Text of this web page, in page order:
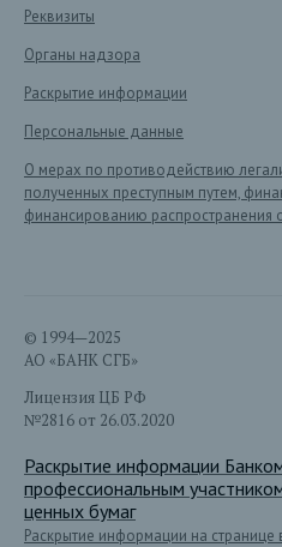
Реквизиты
Органы надзора
Раскрытие информации
Персональные данные
О мерах по противодействию
полученных преступным путем,
финансированию распространения
© 1994—2025
АО «БАНК СГБ»
Лицензия ЦБ РФ
№2816 от 26.03.2020
Раскрытие информации
профессиональным
ценных бумаг
Раскрытие информации на странице